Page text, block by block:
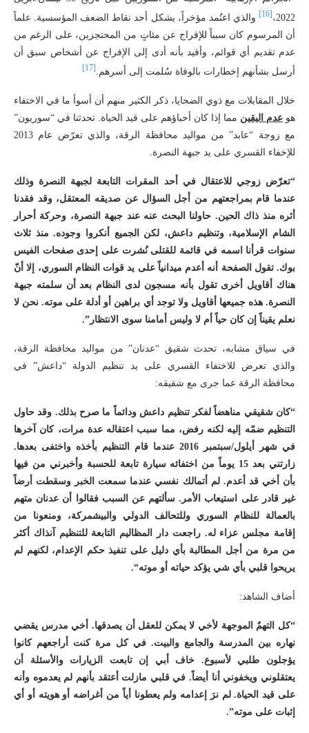
2022،
والذي اعتُمد مؤخراً، يشكل أحد نقاط الضعف المؤسسية. علماً
أن المرسوم كان سبباً للإفراج عن مئاتٍ من المحتجزين، على الرغم من
عدم تقديم أي قوائم، وأفيد بأنه أدى إلى الإفراج عن أشخاص سبق أن
أرسل بشأنهم إخطارات بالوفاة سُلمت إلى أسرهم.
خلال المقابلات مع ذوي الضحايا، ذكر الكثير منهم أن أسوأ ما في الاختفاء
هو عدم اليقين مما إذا كان أحباؤهم على قيد الحياة. تحدثنا في “سوريون”
مع زوجة “عابد” من مواليد محافظة الرقة، والذي تعرّض عام 2013
للإخفاء القسري على يد جبهة النصرة.
“تعرّض زوجي للاعتقال في أحد المقرات التابعة لجبهة النصرة وذلك
عندما قام بمراجعتهم من أجل السؤال عن صديقه المعتقل، وقد فقدنا
أثره منذ ذاك الحين. حاولنا البحث عنه عند جبهة النصرة، وحركة أحرار
الشام الإسلامية، وتنظيم داعش، لكن الجميع أنكروا وجوده. منذ ثلاث
سنوات قرأنا اسمه في قائمة للقتلى نُشرت على إحدى صفحات الفيس
بوك. تقول الصفحة أنه أعدم ميدانياً على يد قوات النظام السوري، إلا أنّ
هناك أقاويل أخرى تقول بأنه مسجون لدى النظام بعد أن سلمته جبهة
النصرة. هذه جميعها أقاويل ولا توجد أي براهين أو أدلة على موته. نحن لا
نعلم يقيناً إن كان حياً أم لا وليس أمامنا سوى الانتظار”.
في سياق مشابه، تحدث شقيق “عدنان” من مواليد محافظة الرقة،
والذي تعرض للاختفاء القسري على يد تنظيم الدولة “داعش” في
محافظة الرقة عما جرى مع شقيقه:
“كان شقيقي مناهضاً لفكر تنظيم داعش ودائماً ما صرح بذلك. وقد حاول
التنظيم ضمّه إليه لكنه رفض، مما سبب اعتقاله عدة مرات، كان آخرها
في شهر أيلول/سبتمبر 2016 عندما قام التنظيم بأخذه واختفى بعدها.
زارتني بعد 15 يوماً من اختفائه سيارة تابعة للحسبة وأخبرني من فيها
بأن أخي قد أعدم. لم أتمالك نفسي عندما سمعت الخبر وسقطت أرضاً
غير قادر على استيعاب الأمر. سألتهم عن السبب فقالوا أن عدنان متهم
بالعمالة للنظام السوري وللتحالف الدولي والبيشمركة، ومنعونا من
إقامة مجلس عزاء له. راجعت دار المظاليم التابعة للتنظيم آنذاك أكثر
من مرة من أجل المطالبة بأي دليل على تنفيذ حكم الإعدام، لكنهم لم
يريحوا قلبي بأي شي يؤكد حياته أو موته“.
أضاف الشاهد:
“كل التهمٌ الموجهة لأخي لا يمكن للعقل أن يصدقها. أخي مدرس يقضي
نهاره بين المدرسة والجامع والبيت. في كل مرة كنت أراجعهم كانوا
يؤجلون طلبي لأسبوع. خاف أبي إن تابعت الزيارات والأسئلة أن
يعتقلوني ويخفوني أنا أيضاً. في قلبي مازلت أعتقد بأنهم لم يعدموه وأنه
على قيد الحياة. لم نرَ إعدامه ولم يعطونا أياً من أغراضه أو هويته أو أي
إثبات على موته”.